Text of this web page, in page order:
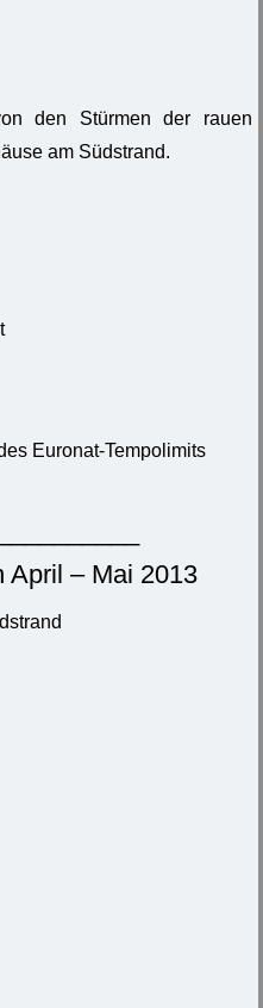
den Stürmen der rauen
am Südstrand.
Euronat-Tempolimits
April – Mai 2013